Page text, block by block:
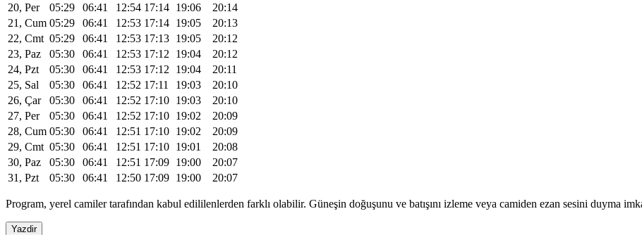
20, Per
05:29 06:41 12:54 17:14 19:06
20:14
21, Cum 05:29 06:41 12:53 17:14 19:05
20:13
22, Cmt 05:29 06:41 12:53 17:13 19:05
20:12
23, Paz
05:30 06:41 12:53 17:12 19:04
20:12
24, Pzt
05:30 06:41 12:53 17:12 19:04
20:11
25, Sal
05:30 06:41 12:52 17:11 19:03
20:10
26, Çar
05:30 06:41 12:52 17:10 19:03
20:10
27, Per
05:30 06:41 12:52 17:10 19:02
20:09
28, Cum 05:30 06:41 12:51 17:10 19:02
20:09
29, Cmt 05:30 06:41 12:51 17:10 19:01
20:08
30, Paz
05:30 06:41 12:51 17:09 19:00
20:07
31, Pzt
05:30 06:41 12:50 17:09 19:00 20:07
Program, yerel camiler tarafından kabul edililenlerden farklı olabilir. Güneşin doğuşunu ve batışını izleme veya camiden ezan sesini duyma
Yazdir